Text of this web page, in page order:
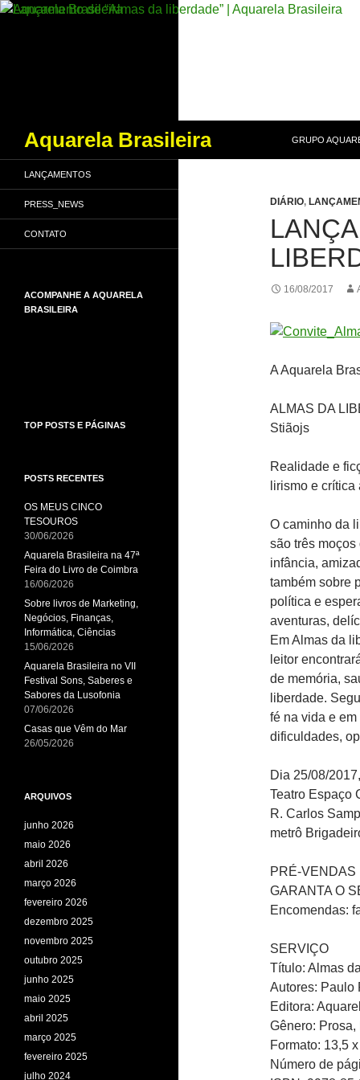
Aquarela Brasileira
GRUPO
DIÁRIO,
16/08/2017
A Aquarela
ALMAS DA
Stiãojs
Realidade e
lirismo e
O caminho da
são três
infância,
também sobre
política e
aventuras,
Em Almas da
leitor
de memória,
liberdade.
fé na vida e
dificuldades,
Dia 25/08/
Teatro Espaço
R. Carlos
metrô
PRÉ-VENDAS
GARANTA O
Encomendas:
SERVIÇO
Título: Almas
Autores: Paulo
Editora:
Gênero:
Formato: 13,5
Número de
LANÇAMENTOS
PRESS_NEWS
CONTATO
ACOMPANHE A AQUARELA
BRASILEIRA
TOP POSTS E PÁGINAS
POSTS RECENTES
OS MEUS CINCO
TESOUROS
30/06/2026
Aquarela Brasileira na 47ª
Feira do Livro de Coimbra
16/06/2026
Sobre livros de Marketing,
Negócios, Finanças,
Informática, Ciências
15/06/2026
Aquarela Brasileira no VII
Festival Sons, Saberes e
Sabores da Lusofonia
07/06/2026
Casas que Vêm do Mar
26/05/2026
ARQUIVOS
junho 2026
maio 2026
abril 2026
março 2026
fevereiro 2026
dezembro 2025
novembro 2025
outubro 2025
junho 2025
maio 2025
abril 2025
março 2025
fevereiro 2025
julho 2024